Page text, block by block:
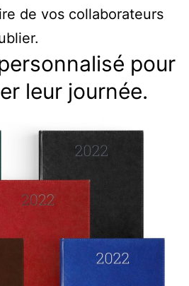
de vos collaborateurs
pour
leur journée.